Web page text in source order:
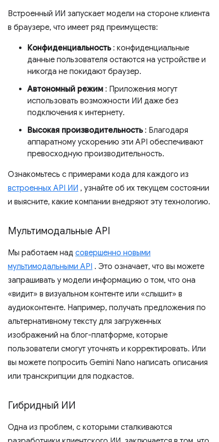
Встроенный ИИ запускает модели на стороне клиента
в браузере, что имеет ряд преимуществ:
Конфиденциальность: конфиденциальные
данные пользователя остаются на устройстве и
никогда не покидают браузер.
Автономный режим : Приложения могут
использовать возможности ИИ даже без
подключения к интернету.
Высокая производительность: Благодаря
аппаратному ускорению эти API обеспечивают
превосходную производительность.
Ознакомьтесь с примерами кода для каждого из
встроенных API ИИ , узнайте об их текущем состоянии
и выясните, какие компании внедряют эту технологию.
Мультимодальные API
Мы работаем над совершенно новыми
мультимодальными API . Это означает, что вы можете
запрашивать у модели информацию о том, что она
«видит» в визуальном контенте или «слышит» в
аудиоконтенте. Например, получать предложения по
альтернативному тексту для загруженных
изображений на блог-платформе, которые
пользователи смогут уточнять и корректировать. Или
вы можете попросить Gemini Nano написать описания
или транскрипции для подкастов.
Гибридный ИИ
Одна из проблем, с которыми сталкиваются